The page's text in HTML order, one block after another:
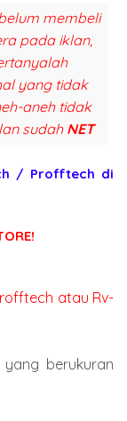
membeli
pada iklan,
yang tidak
aneh tidak
sudah NET
/ Profftech di
atau Rv-
yang berukuran